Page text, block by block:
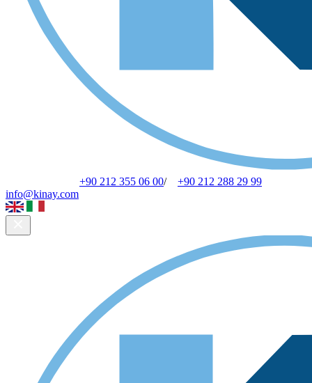
+90 212 355 06 00/
+90 212 288 29 99
info@kinay.com